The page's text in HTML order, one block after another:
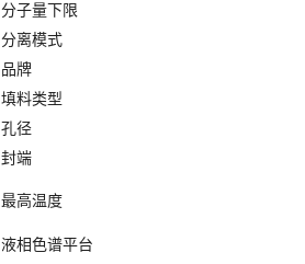
分子量下限
分离模式
品牌
填料类型
孔径
封端
最高温度
液相色谱平台